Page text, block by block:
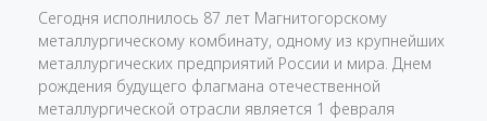
Сегодня исполнилось 87 лет Магнитогорскому
металлургическому комбинату, одному из крупнейших
металлургических предприятий России и мира. Днем
рождения будущего флагмана отечественной
металлургической отрасли является 1 февраля